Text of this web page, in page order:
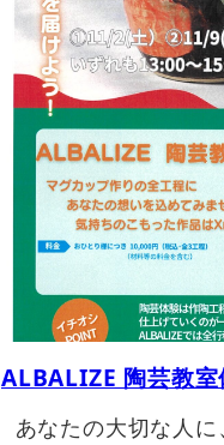
ALBALIZE 陶芸教室
あなたの大切な人